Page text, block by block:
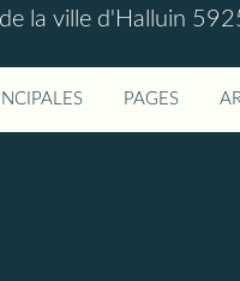
la ville d'Halluin
PAGES